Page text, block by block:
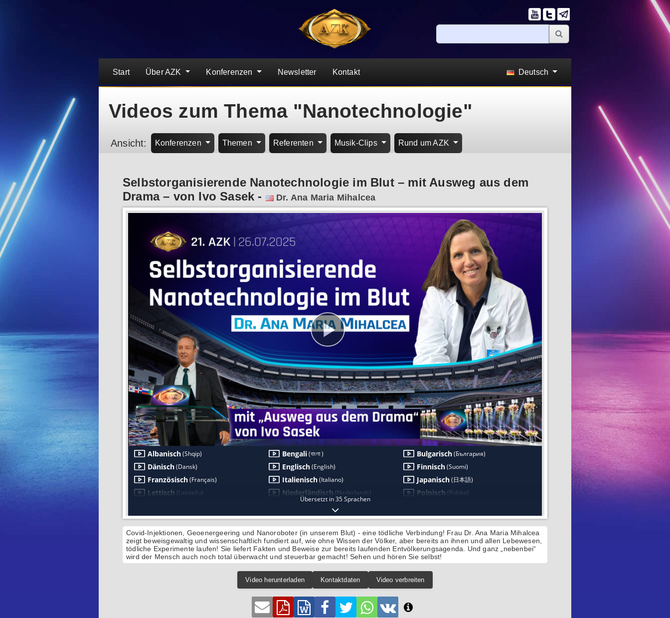
Start Über AZK Konferenzen Newsletter Kontakt Deutsch
Videos zum Thema "Nanotechnologie"
Ansicht: Konferenzen Themen Referenten Musik-Clips Rund um AZK
Selbstorganisierende Nanotechnologie im Blut – mit Ausweg aus dem
Drama – von Ivo Sasek - Dr. Ana Maria Mihalcea
Covid-Injektionen, Geoenergeering und Nanoroboter (in unserem Blut) - eine tödliche Verbindung! Frau Dr. Ana Maria Mihalcea
zeigt beweisgewaltig und wissenschaftlich fundiert auf, wie ohne Wissen der Völker, aber bereits an ihnen und allen Lebewesen,
tödliche Experimente laufen! Sie liefert Fakten und Beweise zur bereits laufenden Entvölkerungsagenda. Und ganz „nebenbei“
wird der Mensch auch noch total überwacht und steuerbar gemacht! Sehen und hören Sie selbst!
Video herunterladen Kontaktdaten Video verbreiten